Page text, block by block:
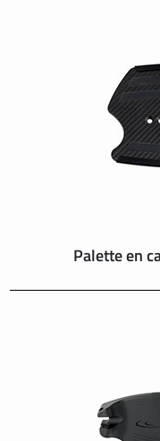
Palette en
SVIZZERA
SWEDEN